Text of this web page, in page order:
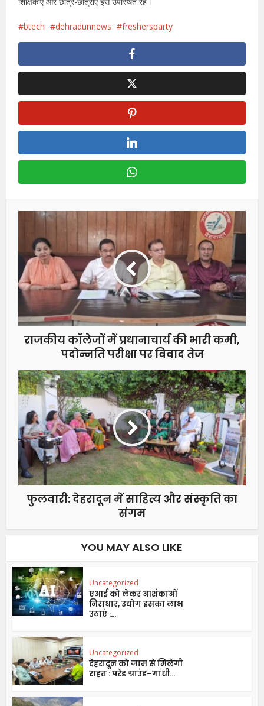
btech dehradunnews freshersparty
राजकीय कॉलेजों में प्रधानाचार्य की भारी कमी,
पदोन्नति परीक्षा पर विवाद तेज
फुलवारी: देहरादून में साहित्य और संस्कृति का
संगम
YOU MAY ALSO LIKE
Uncategorized
एआई को लेकर आशंकाओं
निराधार, उद्योग इसका लाभ
उठाएं :...
Uncategorized
देहरादून को जाम से मिलेगी
राहत : परेड ग्राउंड–गांधी...